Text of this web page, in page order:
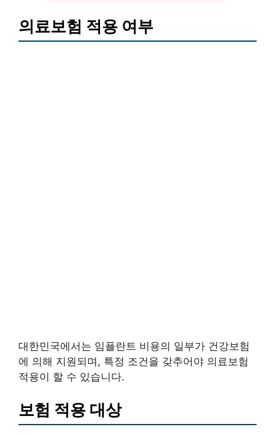
의료보험 적용 여부
대한민국에서는 임플란트 비용의 일부가 건강보험
에 의해 지원되며, 특정 조건을 갖추어야 의료보험
적용이 할 수 있습니다.
보험 적용 대상